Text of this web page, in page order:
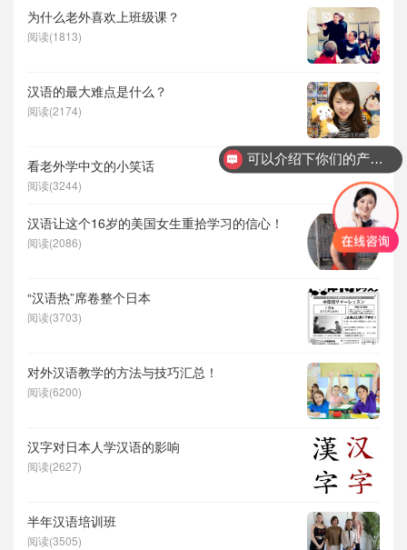
为什么老外喜欢上班级课？
阅读(1813)
汉语的最大难点是什么？
阅读(2174)
看老外学中文的小笑话
阅读(3244)
汉语让这个16岁的美国女生重拾学习的信心！
阅读(2086)
“汉语热”席卷整个日本
阅读(3703)
对外汉语教学的方法与技巧汇总！
阅读(6200)
汉字对日本人学汉语的影响
阅读(2627)
半年汉语培训班
阅读(3505)
可以介绍下你们的产品么？